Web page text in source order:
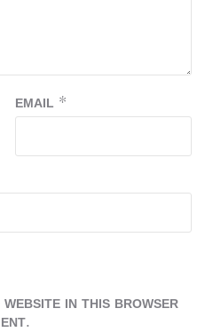
EMAIL *
IN THIS BROWSER